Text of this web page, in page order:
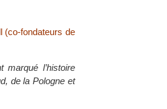
(co-fondateurs de
l’histoire
de la Pologne et